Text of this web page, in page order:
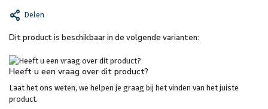
Delen
Dit product is beschikbaar in de volgende varianten:
Heeft u een vraag over dit product?
Laat het ons weten, we helpen je graag bij het vinden van het juiste
product.